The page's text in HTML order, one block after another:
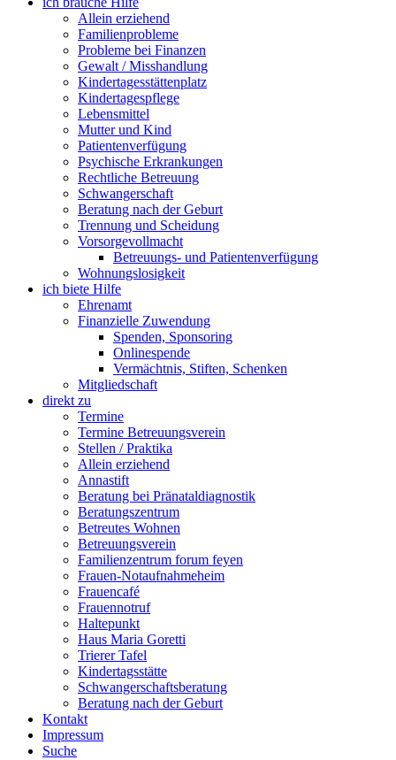
Allein erziehend
Familienprobleme
Probleme bei Finanzen
Gewalt / Misshandlung
Kindertagesstättenplatz
Kindertagespflege
Lebensmittel
Mutter und Kind
Patientenverfügung
Psychische Erkrankungen
Rechtliche Betreuung
Schwangerschaft
Beratung nach der Geburt
Trennung und Scheidung
Vorsorgevollmacht
Betreuungs- und Patientenverfügung
Wohnungslosigkeit
ich biete Hilfe
Ehrenamt
Finanzielle Zuwendung
Spenden, Sponsoring
Onlinespende
Vermächtnis, Stiften, Schenken
Mitgliedschaft
direkt zu
Termine
Termine Betreuungsverein
Stellen / Praktika
Allein erziehend
Annastift
Beratung bei Pränataldiagnostik
Beratungszentrum
Betreutes Wohnen
Betreuungsverein
Familienzentrum forum feyen
Frauen-Notaufnahmeheim
Frauencafé
Frauennotruf
Haltepunkt
Haus Maria Goretti
Trierer Tafel
Kindertagsstätte
Schwangerschaftsberatung
Beratung nach der Geburt
Kontakt
Impressum
Suche